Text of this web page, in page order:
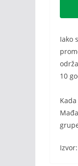
Iako
10
Izvor: